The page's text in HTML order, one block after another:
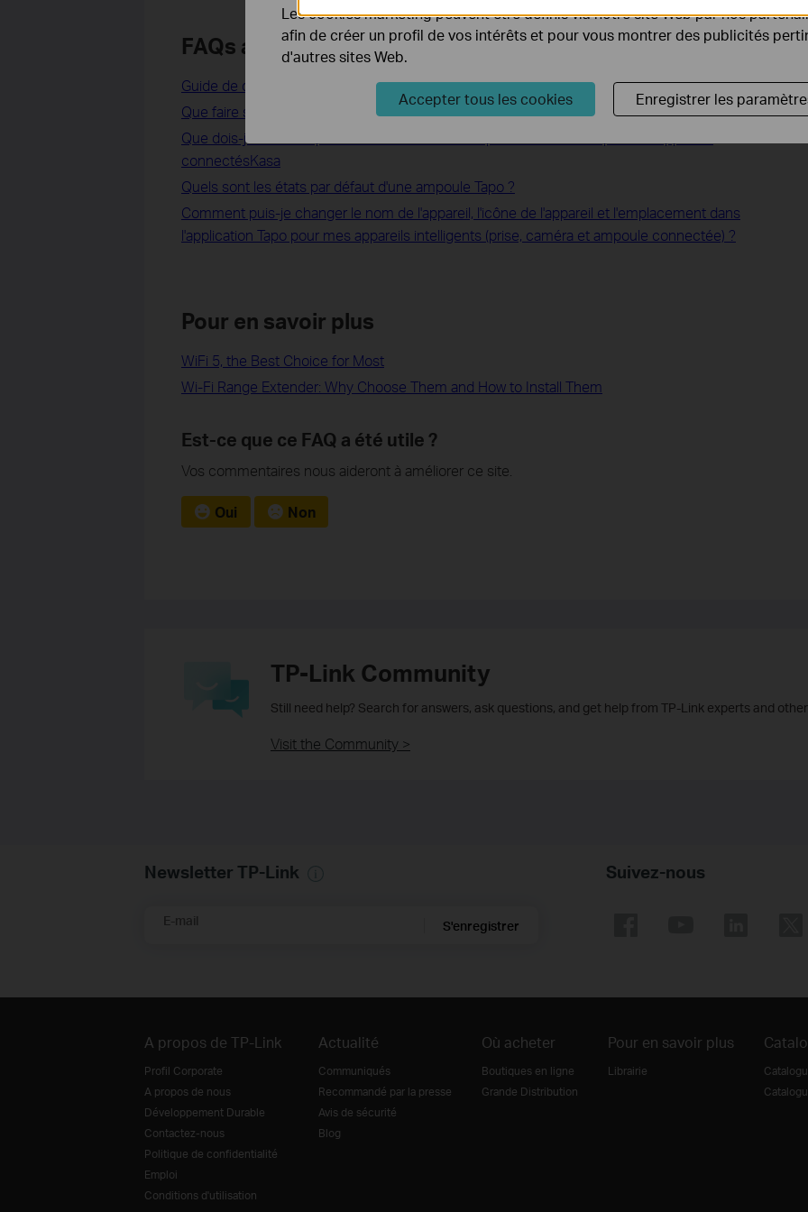
FAQs associées
Guide de dépannage : Votre caméra, sonnette ou appareil intelligent Tapo se déconnecte
Que faire si la mise à jour du firmware de mes appareils Tapo a échoué ?
Que dois-je faire si la planification ne fonctionne pas correctement pour les appareils
connectésKasa
Quels sont les états par défaut d'une ampoule Tapo ?
Comment puis-je changer le nom de l'appareil, l'icône de l'appareil et l'emplacement dans
l'application Tapo pour mes appareils intelligents (prise, caméra et ampoule connectée) ?
Pour en savoir plus
WiFi 5, the Best Choice for Most
Wi-Fi Range Extender: Why Choose Them and How to Install Them
Est-ce que ce FAQ a été utile ?
Vos commentaires nous aideront à améliorer ce site.
Oui Non
TP-Link Community
Still need help? Search for answers, ask questions, and get help from TP-Link experts and
Visit the Community >
Newsletter TP-Link
E-mail S'enregistrer
Suivez-nous
A propos de TP-Link
Profil Corporate
A propos de nous
Développement Durable
Contactez-nous
Politique de confidentialité
Emploi
Conditions d'utilisation
Actualité
Communiqués
Recommandé par la presse
Avis de sécurité
Blog
Où acheter
Boutiques en ligne
Grande Distribution
Pour en savoir plus
Librairie
Les cookies marketing peuvent être définis via notre site Web par nos
afin de créer un profil de vos intérêts et pour vous montrer des publicités
d'autres sites Web.
Accepter tous les cookies Enregistrer les